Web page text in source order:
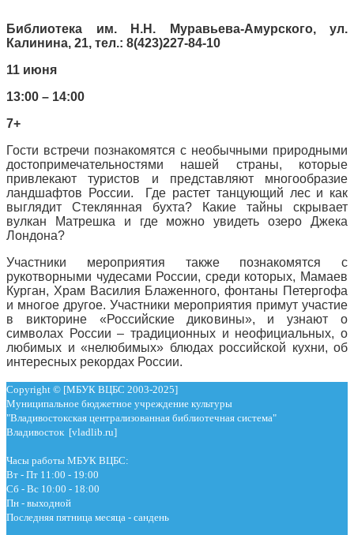
Библиотека им. Н.Н. Муравьева-Амурского, ул.
Калинина, 21, тел.: 8(423)227-84-10
11 июня
13:00 – 14:00
7+
Гости встречи познакомятся с необычными природными
достопримечательностями нашей страны, которые
привлекают туристов и представляют многообразие
ландшафтов России. Где растет танцующий лес и как
выглядит Стеклянная бухта? Какие тайны скрывает
вулкан Матрешка и где можно увидеть озеро Джека
Лондона?
Участники мероприятия также познакомятся с
рукотворными чудесами России, среди которых, Мамаев
Курган, Храм Василия Блаженного, фонтаны Петергофа
и многое другое. Участники мероприятия примут участие
в викторине «Российские диковины», и узнают о
символах России – традиционных и неофициальных, о
любимых и «нелюбимых» блюдах российской кухни, об
интересных рекордах России.
Copyright © [МБУК ВЦБС 2003-2025]
Муниципальное бюджетное учреждение культуры
"Владивостокская централизованная библиотечная система"
Владивосток [vladlib.ru]
Часы работы МБУК ВЦБС:
Вт - Пт 11:00 - 19:00
Сб - Вс 10:00 - 18:00
Пн - выходной
Последняя пятница месяца - сандень